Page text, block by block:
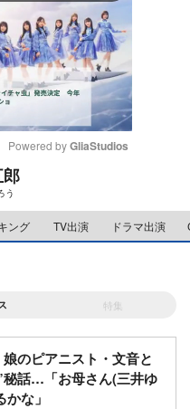
e
Powered by GliaStudios
う
ング TV出演 ドラマ出演
特集
のピアニスト・文音と
秘話…「お母さん(三井ゆ
な」